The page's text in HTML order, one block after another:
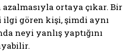
ortaya çıkar. Bir
gören kişi, şimdi aynı
neyi yanlış yaptığını